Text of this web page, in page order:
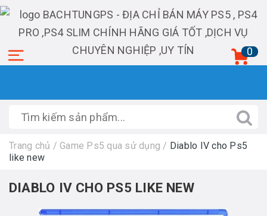
0
Trang chủ / Game Ps5 qua sử dụng / Diablo IV cho Ps5
like new
DIABLO IV CHO PS5 LIKE NEW